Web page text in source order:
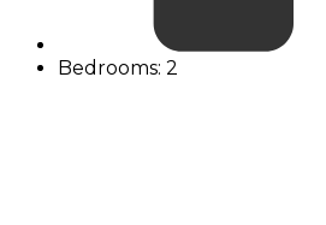
Bedrooms: 2